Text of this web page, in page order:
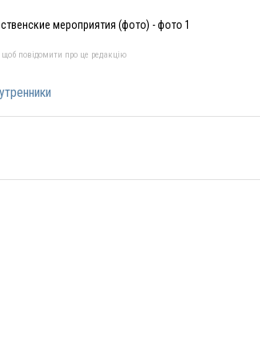
мероприятия (фото) - фото 1
повідомити про це редакцію